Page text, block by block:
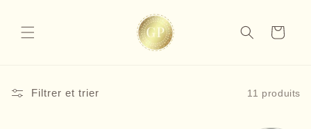
au
contenu
Panier
Filtrer et trier 11 produits